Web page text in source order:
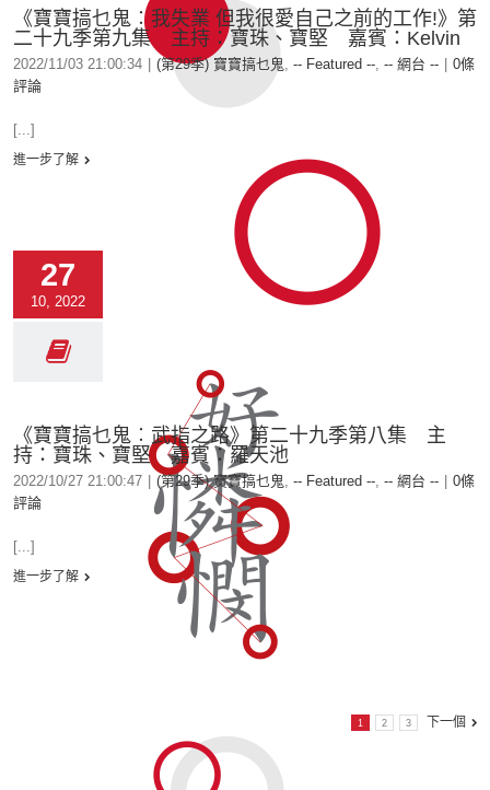
《寶寶搞乜鬼︰我失業 但我很愛自己之前的工作!》第
二十九季第九集 主持：寶珠、寶堅 嘉賓：Kelvin
2022/11/03 21:00:34 (第29季) 寶寶搞乜鬼, -- Featured --, -- 網台 --
0條
評論
[...]
進一步了解
27
10, 2022
《寶寶搞乜鬼︰武指之路》第二十九季第八集 主
持：寶珠、寶堅 嘉賓：羅天池
2022/10/27 21:00:47 (第29季) 寶寶搞乜鬼, -- Featured --, -- 網台 --
0條
評論
[...]
進一步了解
1 2 3 下一個